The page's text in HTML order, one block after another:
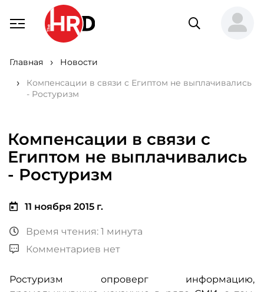
Главная
Новости
Компенсации в связи с Египтом не выплачивались
- Ростуризм
Компенсации в связи с
Египтом не выплачивались
- Ростуризм
11 ноября 2015 г.
Время чтения: 1 минута
Комментариев нет
Ростуризм опроверг информацию,